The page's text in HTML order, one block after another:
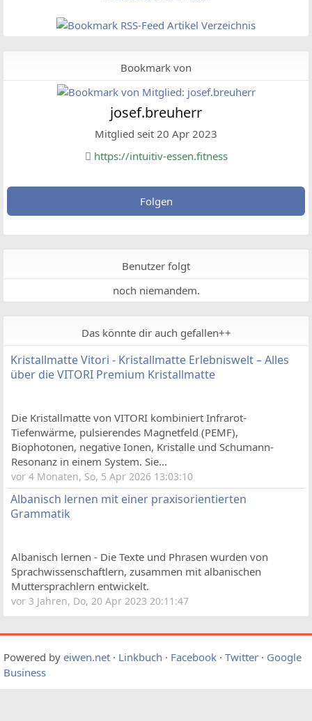
Bookmark von
josef.breuherr
Mitglied seit 20 Apr 2023
https://intuitiv-essen.fitness
Folgen
Benutzer folgt
noch niemandem.
Das könnte dir auch gefallen++
Kristallmatte Vitori - Kristallmatte Erlebniswelt – Alles
über die VITORI Premium Kristallmatte
Die Kristallmatte von VITORI kombiniert Infrarot-
Tiefenwärme, pulsierendes Magnetfeld (PEMF),
Biophotonen, negative Ionen, Kristalle und Schumann-
Resonanz in einem System. Sie...
vor 4 Monaten, So, 5 Apr 2026 13:03:10
Albanisch lernen mit einer praxisorientierten
Grammatik
Albanisch lernen - Die Texte und Phrasen wurden von
Sprachwissenschaftlern, zusammen mit albanischen
Muttersprachlern entwickelt.
vor 3 Jahren, Do, 20 Apr 2023 20:11:47
Powered by eiwen.net · Linkbuch · Facebook · Twitter · Google
Business